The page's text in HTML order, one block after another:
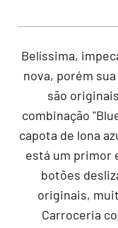
Belíssima,
nova, porém
são
combinação
capota de lona
está um primor
botões
originais,
Carroceria